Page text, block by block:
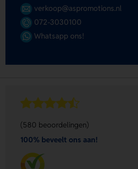
verkoop@aspromotions.nl
072-3030100
Whatsapp ons!
(580 beoordelingen)
100% beveelt ons aan!